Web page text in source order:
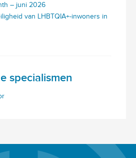
– juni 2026
van LHBTQIA+-inwoners in
specialismen